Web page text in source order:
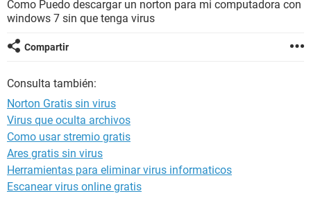
Como Puedo descargar un norton para mi computadora con
windows 7 sin que tenga virus
Compartir
Consulta también:
Norton Gratis sin virus
Virus que oculta archivos
Como usar stremio gratis
Ares gratis sin virus
Herramientas para eliminar virus informaticos
Escanear virus online gratis